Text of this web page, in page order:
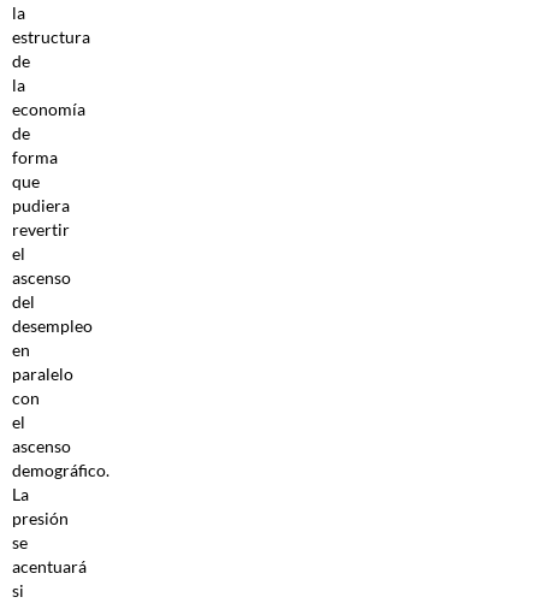
la
estructura
de
la
economía
de
forma
que
pudiera
revertir
el
ascenso
del
desempleo
en
paralelo
con
el
ascenso
demográfico.
La
presión
se
acentuará
si